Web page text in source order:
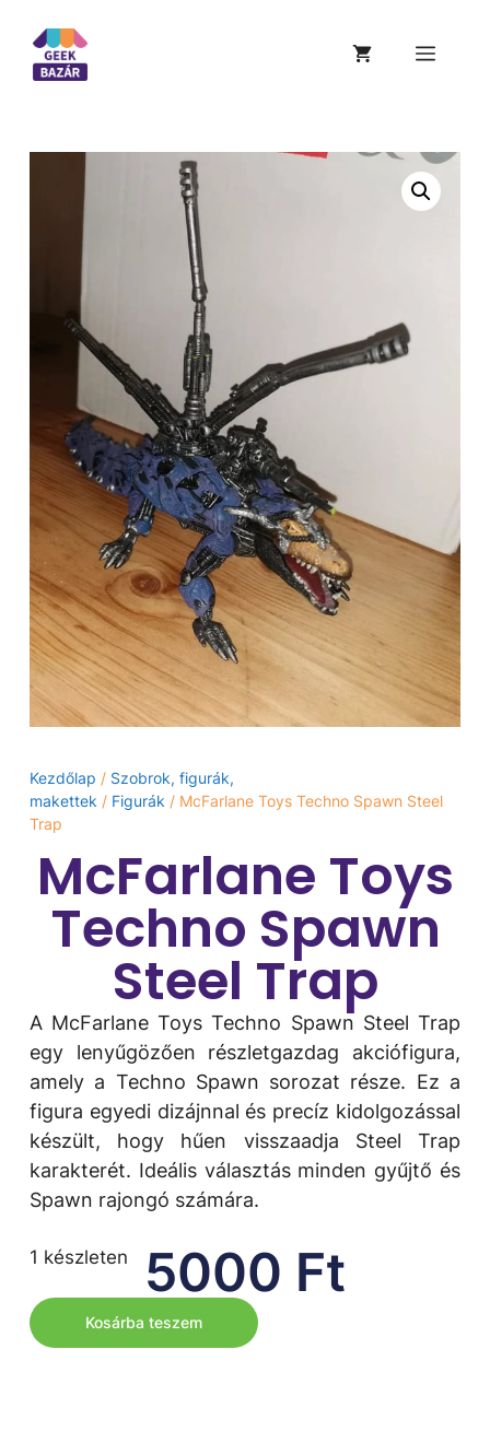
Kezdőlap / Szobrok, figurák,
makettek / Figurák / McFarlane Toys Techno Spawn Steel
Trap
McFarlane Toys
Techno Spawn
Steel Trap
A McFarlane Toys Techno Spawn Steel Trap
egy lenyűgözően részletgazdag akciófigura,
amely a Techno Spawn sorozat része. Ez a
figura egyedi dizájnnal és precíz kidolgozással
készült, hogy hűen visszaadja Steel Trap
karakterét. Ideális választás minden gyűjtő és
Spawn rajongó számára.
5000 Ft
1 készleten
Kosárba teszem